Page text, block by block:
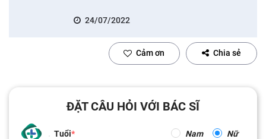
24/07/2022
Cảm ơn Chia sẻ
ĐẶT CÂU HỎI VỚI BÁC SĨ
Tuổi Nam Nữ